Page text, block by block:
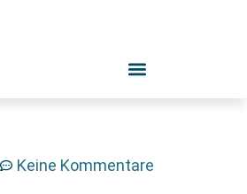
Keine Kommentare